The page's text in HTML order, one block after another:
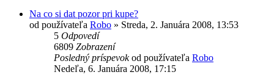
Na co si dat pozor pri kupe?
od používateľa Robo » Streda, 2. Januára 2008, 13:53
5 Odpovedí
6809 Zobrazení
Posledný príspevokod používateľa Robo
Nedeľa, 6. Januára 2008, 17:15